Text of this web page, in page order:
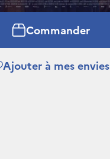
Commander
Ajouter à mes envies